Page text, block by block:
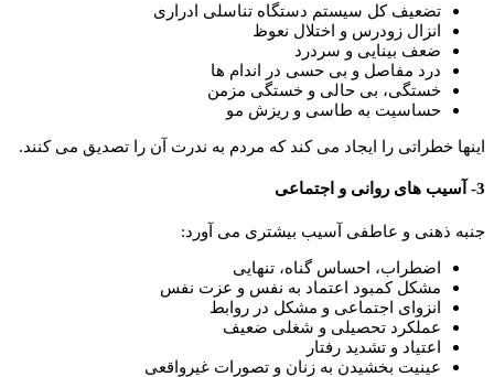
تضعیف کل سیستم دستگاه تناسلی ادراری
انزال زودرس و اختلال نعوظ
ضعف بینایی و سردرد
درد مفاصل و بی حسی در اندام ها
خستگی، بی حالی و خستگی مزمن
حساسیت به طاسی و ریزش مو
اینها خطراتی را ایجاد می کند که مردم به ندرت آن را تصدیق می کنند.
3- آسیب های روانی و اجتماعی
جنبه ذهنی و عاطفی آسیب بیشتری می آورد:
اضطراب، احساس گناه، تنهایی
مشکل کمبود اعتماد به نفس و عزت نفس
انزوای اجتماعی و مشکل در روابط
عملکرد تحصیلی و شغلی ضعیف
اعتیاد و تشدید رفتار
عینیت بخشیدن به زنان و تصورات غیرواقعی